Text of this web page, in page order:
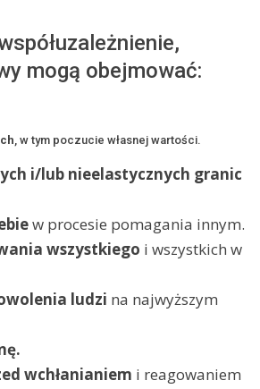
mogą obejmować:
, w tym poczucie własnej wartości.
i/lub nieelastycznych granic
w procesie pomagania innym.
wszystkiego i wszystkich w
ludzi na najwyższym
wchłanianiem i reagowaniem